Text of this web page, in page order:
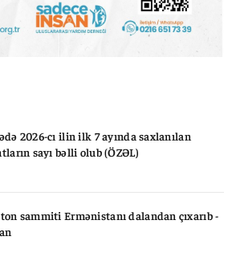
2026-cı ilin ilk 7 ayında saxlanılan
sayı bəlli olub (ÖZƏL)
sammiti Ermənistanı dalandan çıxarıb -